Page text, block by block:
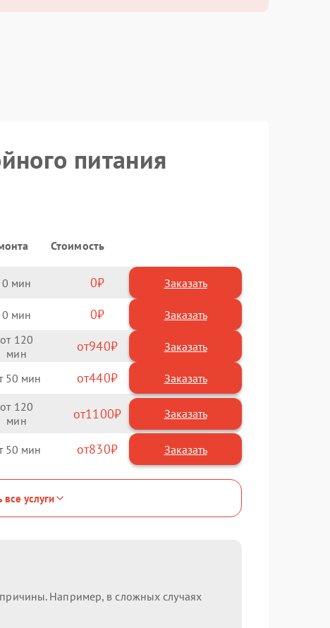
питания
Стоимость
0 0 Заказать
0 0 Заказать
120 940
50 440
120 1100
50 830
все услуги
Например, в сложных случаях